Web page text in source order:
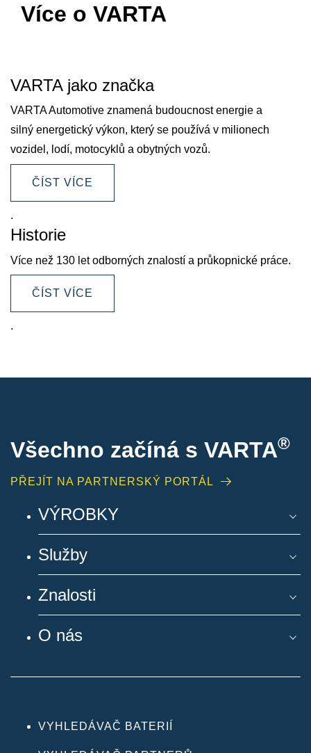
Více o VARTA
VARTA jako značka
VARTA Automotive znamená budoucnost energie a
silný energetický výkon, který se používá v milionech
vozidel, lodí, motocyklů a obytných vozů.
ČÍST VÍCE
.
Historie
Více než 130 let odborných znalostí a průkopnické práce.
ČÍST VÍCE
.
Všechno začíná s VARTA®
PŘEJÍT NA PARTNERSKÝ PORTÁL
VÝROBKY
Služby
Znalosti
O nás
VYHLEDÁVAČ BATERIÍ